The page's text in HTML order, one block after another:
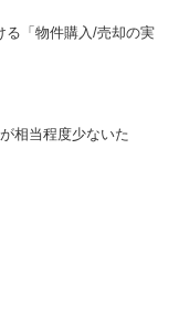
る「物件購入/売却の実
相当程度少ないた